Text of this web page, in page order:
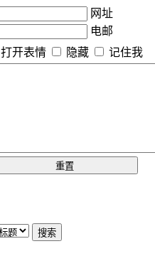
网址
电邮
打开表情 隐藏 记住我